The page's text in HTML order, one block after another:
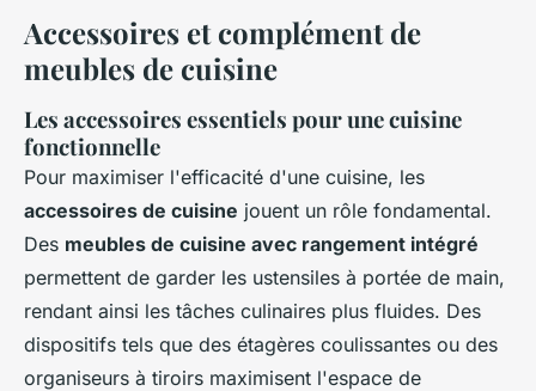
Accessoires et complément de
meubles de cuisine
Les accessoires essentiels pour une cuisine
fonctionnelle
Pour maximiser l'efficacité d'une cuisine, les
accessoires de cuisine jouent un rôle fondamental.
Des meubles de cuisine avec rangement intégré
permettent de garder les ustensiles à portée de main,
rendant ainsi les tâches culinaires plus fluides. Des
dispositifs tels que des étagères coulissantes ou des
organiseurs à tiroirs maximisent l'espace de